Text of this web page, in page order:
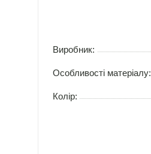
Виробник:
Особливості матеріалу:
Колір: